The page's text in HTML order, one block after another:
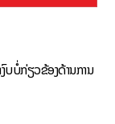
ບໍ່ກ່ຽວຂ້ອງດ້ານການ